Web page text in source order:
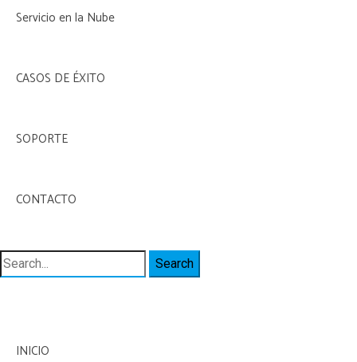
Servicio en la Nube
CASOS DE ÉXITO
SOPORTE
CONTACTO
Search
for:
INICIO